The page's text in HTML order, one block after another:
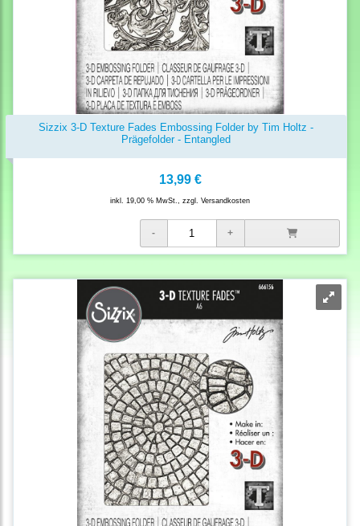
Sizzix 3-D Texture Fades Embossing Folder by Tim Holtz -
Prägefolder - Entangled
13,99 €
inkl. 19,00 % MwSt., zzgl. Versandkosten